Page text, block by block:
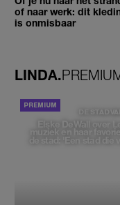
of naar werk: dit
is onmisbaar
LINDA.
DE STAD VAN
Elske DeWall over
muziek en haar
de stad: 'Een stad die